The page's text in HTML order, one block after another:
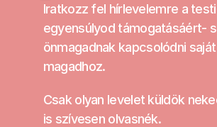
Iratkozz fel hírlevelemre a
egyensúlyod támogatásáért-
önmagadnak kapcsolódni saját
magadhoz.
Csak olyan levelet küldök
is szívesen olvasnék.